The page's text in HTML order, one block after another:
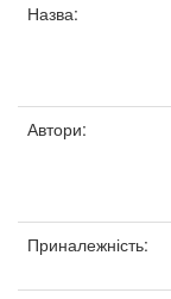
Назва:
Автори:
Приналежність: